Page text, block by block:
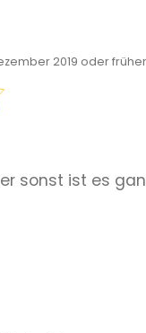
2019 oder früher
sonst ist es